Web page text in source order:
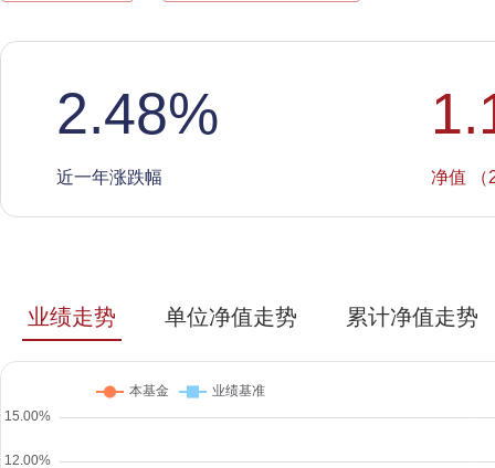
2.48%
近一年涨跌幅 净值 （
业绩走势 单位净值走势 累计净值走势